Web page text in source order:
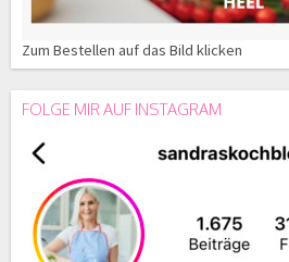
Zum Bestellen auf das Bild klicken
FOLGE MIR AUF INSTAGRAM